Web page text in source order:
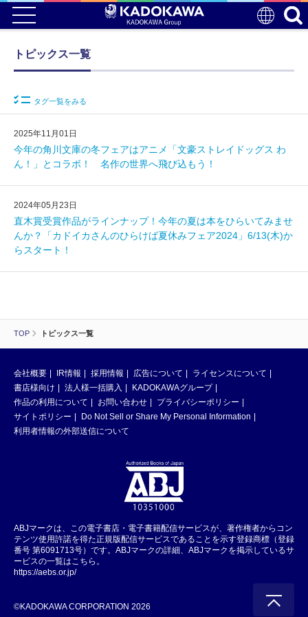
TOP トピックス一覧
トピックス一覧
タグ一覧をみる
2025年11月01日
今年の角川文庫の冬フェアはアニメ「文豪ストレイドッグス わ
ん！」とコラボ！ 名作の世界へ飛び込もう！
2024年05月23日
直木賞受賞作品がラインナップ！今年の夏は本をひらいてみませ
んか？「カドイカさんのひらけば夏休みフェア2024」6/13(木)か
らスタート！
会社概要 IR情報 採用情報 広告について
ライセンスについて
書店様向け
法人様一括購入
KADOKAWAグループ
作品の利用について
お問い合わせ
プライバシーポリシー
サイトポリシー
Do Not Sell or Share My Personal Information
利用者情報の外部送信について
ABJマークは、この電子書店・電子書籍配信サービスが、著作権者からコン
テンツ使用許諾を得た正規版配信サービスであることを示す登録商標（登録
番号 第6091713号）です。ABJマークの詳細、ABJマークを掲示しているサ
ービスの一覧はこちら。
https://aebs.or.jp/
©KADOKAWA CORPORATION 2026